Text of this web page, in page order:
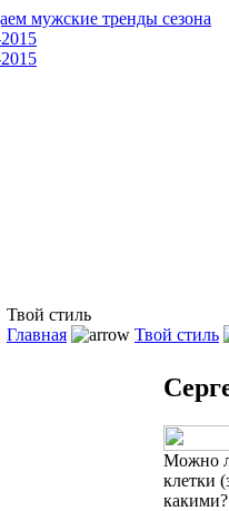
Твой стиль
Главная
Твой стиль
Можно
клетки